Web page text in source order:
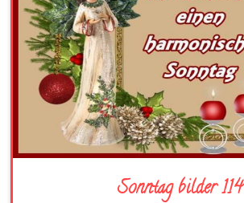
Sonntag bilder 114